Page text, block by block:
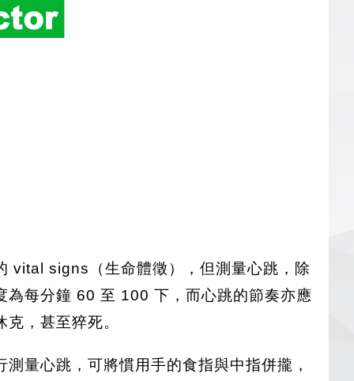
vital signs（生命體徵），但測量心跳，除
為每分鐘 60 至 100 下，而心跳的節奏亦應
，甚至猝死。
量心跳，可將慣用手的食指與中指併攏，